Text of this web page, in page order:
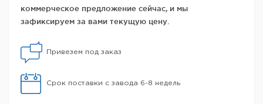
коммерческое предложение сейчас, и мы
зафиксируем за вами текущую цену.
Привезем под заказ
Срок поставки с завода 6-8 недель